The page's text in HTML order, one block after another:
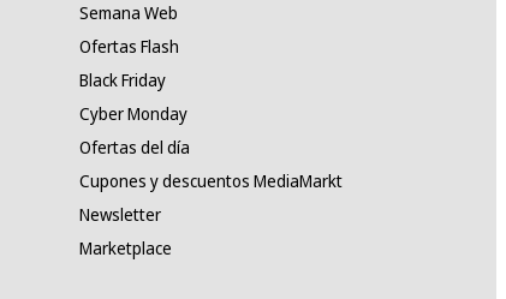
Semana Web
Ofertas Flash
Black Friday
Cyber Monday
Ofertas del día
Cupones y descuentos MediaMarkt
Newsletter
Marketplace